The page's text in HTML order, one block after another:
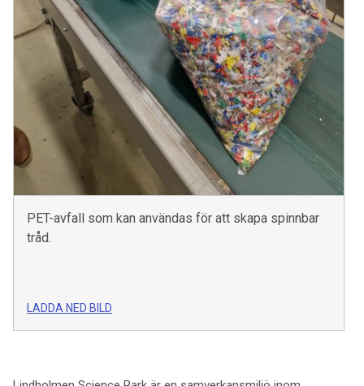
PET-avfall som kan användas för att skapa spinnbar
tråd.
LADDA NED BILD